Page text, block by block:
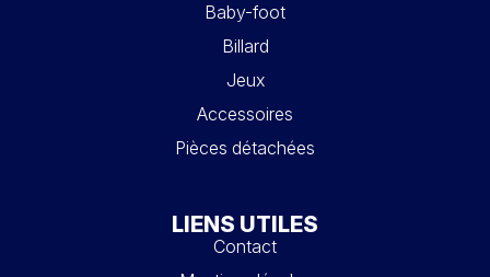
Baby-foot
Billard
Jeux
Accessoires
Pièces détachées
LIENS UTILES
Contact